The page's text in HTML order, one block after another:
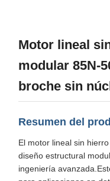
Motor lineal
modular 85N-
broche sin
Resumen del
El motor lineal sin
diseño estructural
ingeniería